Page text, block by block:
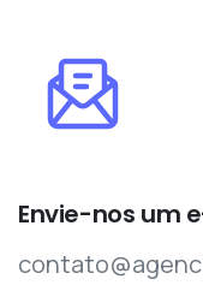
Envie-nos um